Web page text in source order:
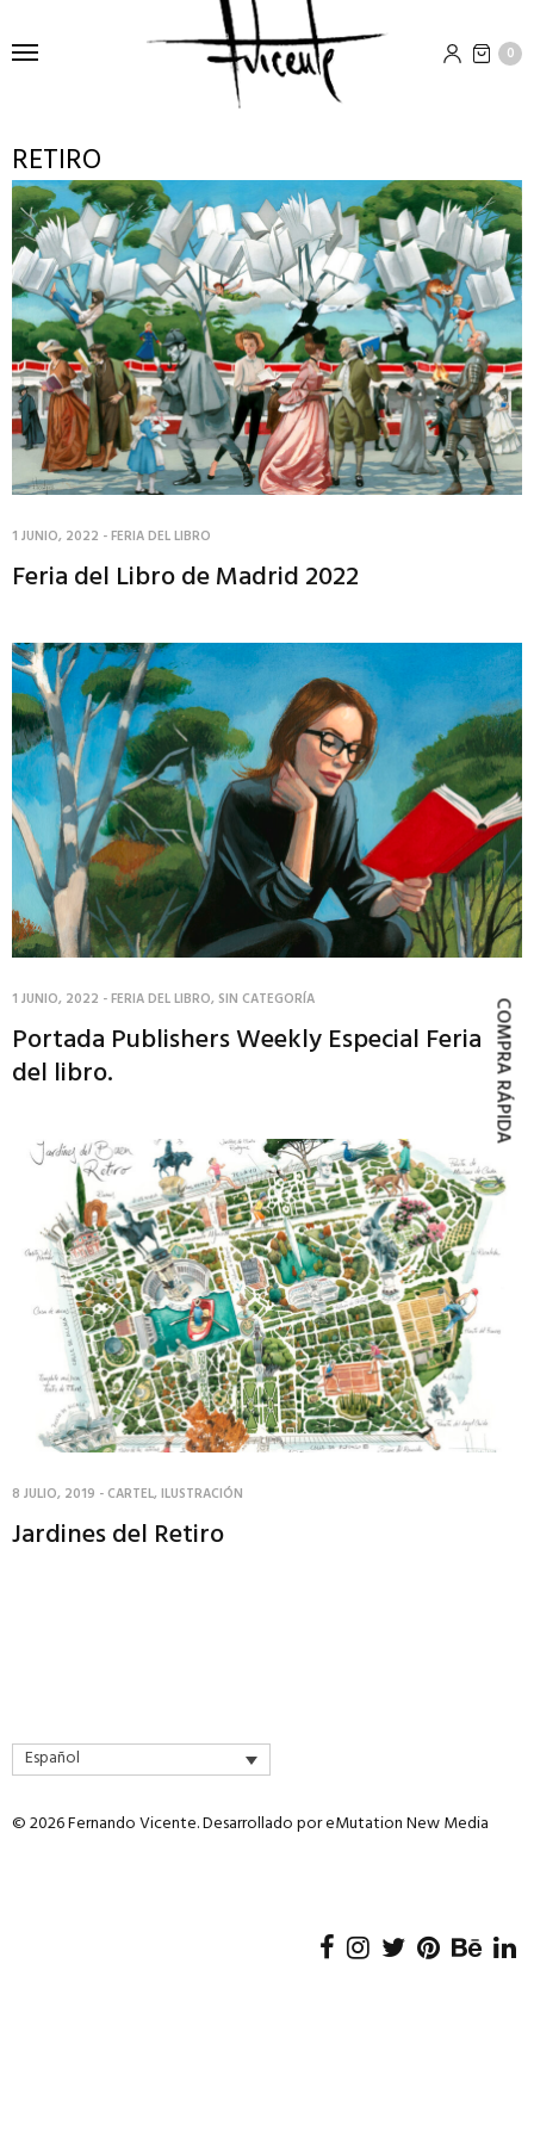
0
RETIRO
1 JUNIO, 2022 -FERIA DEL LIBRO
Feria del Libro de Madrid 2022
1 JUNIO, 2022 -FERIA DEL LIBRO, SIN CATEGORÍA
Portada Publishers Weekly Especial Feria
del libro.
8 JULIO, 2019 - CARTEL,ILUSTRACIÓN
Jardines del Retiro
COMPRA RÁPIDA
Español
© 2026 Fernando Vicente. Desarrollado poreMutation New Media